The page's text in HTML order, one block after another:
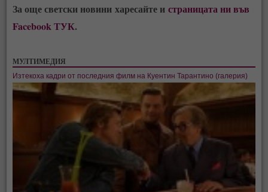
За още светски новини харесайте истраницата ни във
Facebook ТУК.
МУЛТИМЕДИЯ
Изтекоха кадри от последния филм на Куентин Тарантино (галерия)